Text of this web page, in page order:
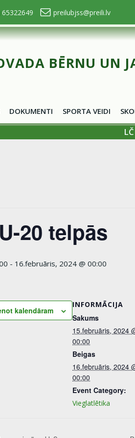
65322649 preilubjss@preili.lv
BĒRNU UN
DOKUMENTI SPORTA VEIDI
20 telpās
- 16.februāris, 2024 @ 00:00
kalendāram
INFORMĀCIJA
Sakums
15.februāris, 2024
00:00
Beigas
16.februāris, 2024
00:00
Event Category:
Vieglatlētika